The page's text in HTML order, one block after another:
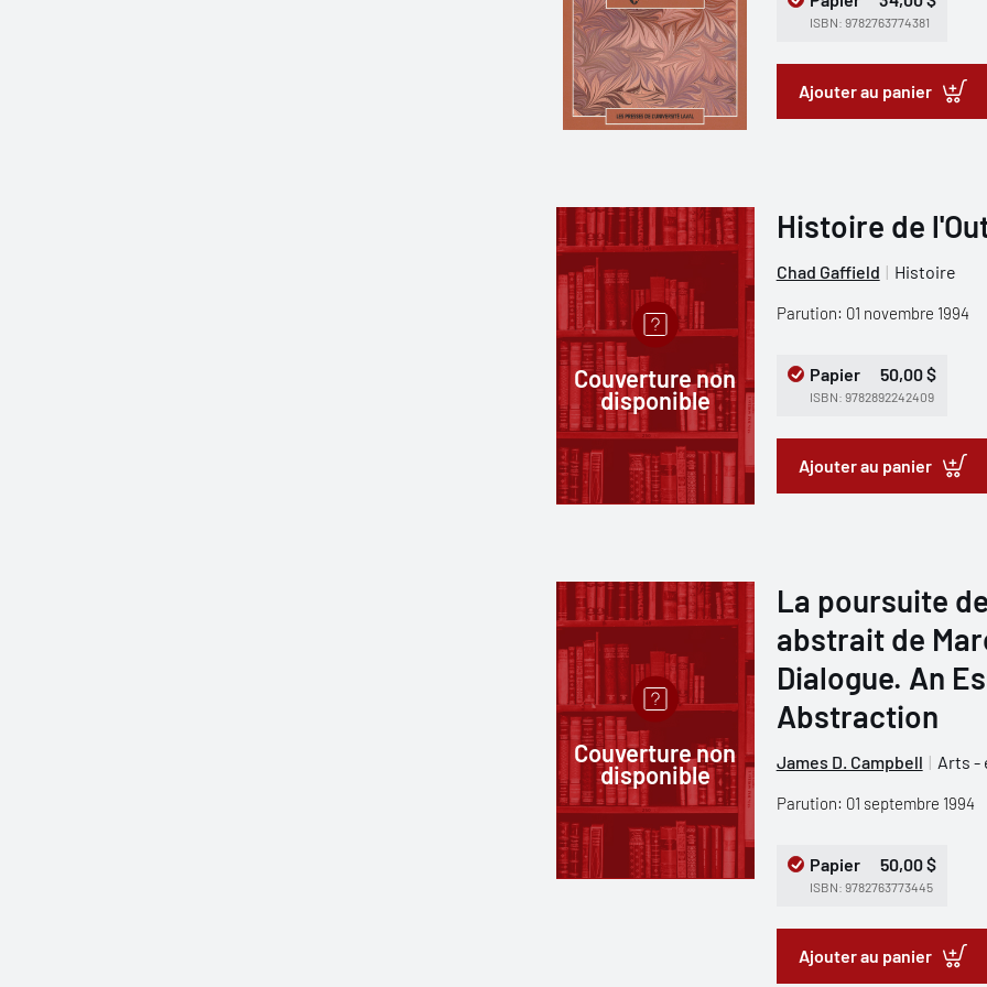
ISBN: 9782763774381
Ajouter au panier
Couverture non
disponible
Histoire de
Chad Gaffield Histoire
Parution: 01 novembre 1994
Papier 50,00 $
ISBN: 9782892242409
Ajouter au panier
Couverture non
disponible
La poursuite
abstrait de
Dialogue. An
Abstraction
James D. Campbell Arts -
Parution: 01 septembre 1994
Papier 50,00 $
ISBN: 9782763773445
Ajouter au panier